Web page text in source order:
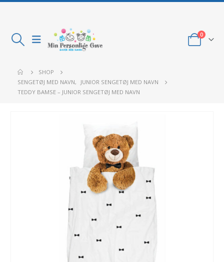
0
SHOP
SENGETØJ MED NAVN,
JUNIOR SENGETØJ MED NAVN
TEDDY BAMSE – JUNIOR SENGETØJ MED NAVN